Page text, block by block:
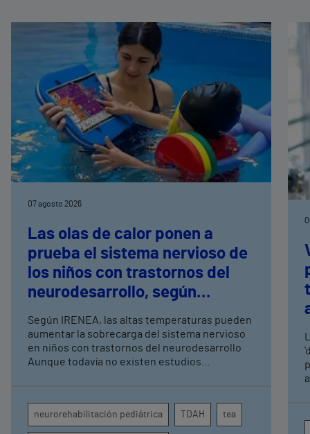
07 agosto 2026
Las olas de calor ponen a
prueba el sistema nervioso de
los niños con trastornos del
neurodesarrollo, según
neurorrehabilitación
pediátrica de Vithas
Según IRENEA, las altas temperaturas pueden
aumentar la sobrecarga del sistema nervioso
en niños con trastornos del neurodesarrollo
Aunque todavía no existen estudios
atención, la regulación emocional y la
conducta
neurorehabilitación pediátrica TDAH tea